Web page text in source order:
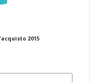
2015